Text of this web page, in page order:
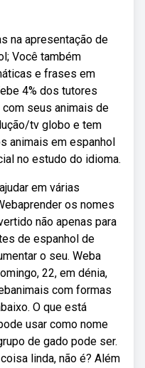
na apresentação de
Você também
e frases em
4% dos tutores
seus animais de
tv globo e tem
animais em espanhol
no estudo do idioma.
em várias
os nomes
não apenas para
de espanhol de
o seu. Weba
22, em dénia,
com formas
O que está
usar como nome
de gado pode ser.
linda, não é? Além